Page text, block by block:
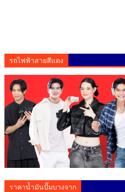
รถไฟฟ้าสายสีแดง
ราคาน้ำมันปั๊มบางจาก